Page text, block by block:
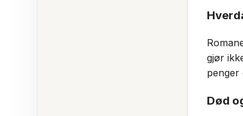
gjør
penger
Død